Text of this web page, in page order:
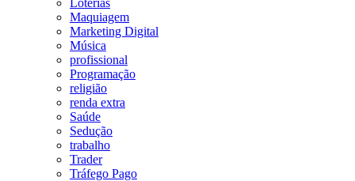
Maquiagem
Marketing Digital
Música
profissional
Programação
religião
renda extra
Saúde
Sedução
trabalho
Trader
Tráfego Pago